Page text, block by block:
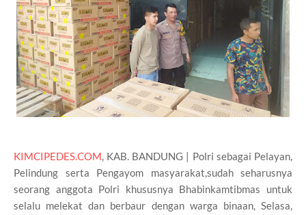
KIMCIPEDES.COM, KAB. BANDUNG | Polri sebagai Pelayan,
Pelindung serta Pengayom masyarakat,sudah seharusnya
seorang anggota Polri khususnya Bhabinkamtibmas untuk
selalu melekat dan berbaur dengan warga binaan, Selasa,